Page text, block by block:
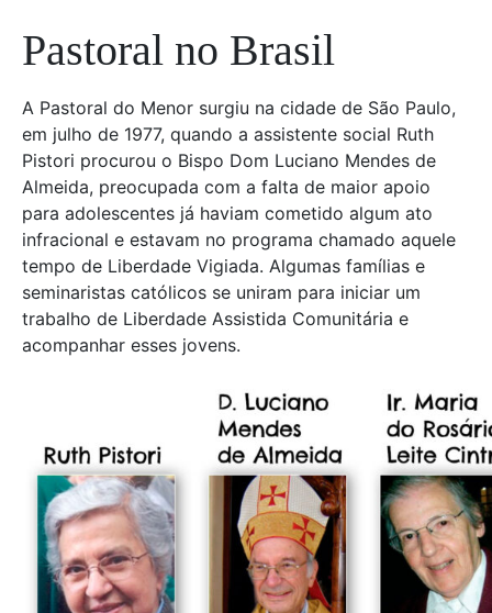
Pastoral no Brasil
A Pastoral do Menor surgiu na cidade de São Paulo,
em julho de 1977, quando a assistente social Ruth
Pistori procurou o Bispo Dom Luciano Mendes de
Almeida, preocupada com a falta de maior apoio
para adolescentes já haviam cometido algum ato
infracional e estavam no programa chamado aquele
tempo de Liberdade Vigiada. Algumas famílias e
seminaristas católicos se uniram para iniciar um
trabalho de Liberdade Assistida Comunitária e
acompanhar esses jovens.